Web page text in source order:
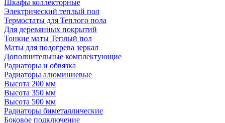
Шкафы коллекторные
Электрический теплый пол
Термостаты для Теплого пола
Для деревянных покрытий
Тонкие маты Теплый пол
Маты для подогрева зеркал
Дополнительные комплектующие
Радиаторы и обвязка
Радиаторы алюминиевые
Высота 200 мм
Высота 350 мм
Высота 500 мм
Радиаторы биметаллические
Боковое подключение